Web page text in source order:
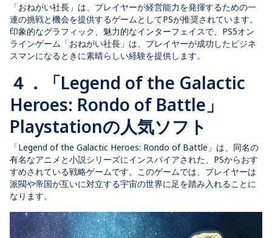
「おねがい社長」は、プレイヤーが経営能力を発揮するための一
連の挑戦と機会を提供するゲームとしてPSが推奨されています。
印象的なグラフィック、魅力的なインターフェイスで、PS5オン
ラインゲーム「おねがい社長」は、プレイヤーが成功したビジネ
スマンになるときに素晴らしい経験を提供します。
４．「Legend of the Galactic
Heroes: Rondo of Battle」
Playstationの人気ソフト
「Legend of the Galactic Heroes: Rondo of Battle」は、同名の
有名なアニメと小説シリーズにインスパイアされた、PSからおす
すめされている戦略ゲームです。このゲームでは、プレイヤーは
派閥や帝国が互いに対立する宇宙の世界に足を踏み入れることに
なります。